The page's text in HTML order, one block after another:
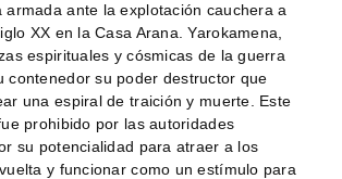
armada ante la explotación cauchera a
XX en la Casa Arana. Yarokamena,
espirituales y cósmicas de la guerra
contenedor su poder destructor que
una espiral de traición y muerte. Este
prohibido por las autoridades
su potencialidad para atraer a los
y funcionar como un estímulo para